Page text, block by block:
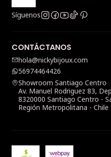
Síguenos
CONTÁCTANOS
hola@nickybijoux.com
56974464426
Showroom Santiago Centro
Av. Manuel Rodriguez 83,
8320000 Santiago Centro -
Región Metropolitana - Chile